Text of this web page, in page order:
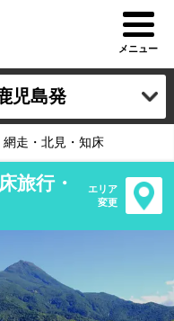
メニュー
児島発
網走・北見・知床
旅行・
エリア
変更